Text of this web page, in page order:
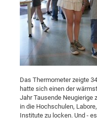
Das Thermometer zeigte
hatte sich einen der
Jahr Tausende Neugierige
in die Hochschulen,
Institute zu locken. Und -